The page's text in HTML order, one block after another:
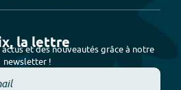
la lettre
et des nouveautés grâce à notre
newsletter !